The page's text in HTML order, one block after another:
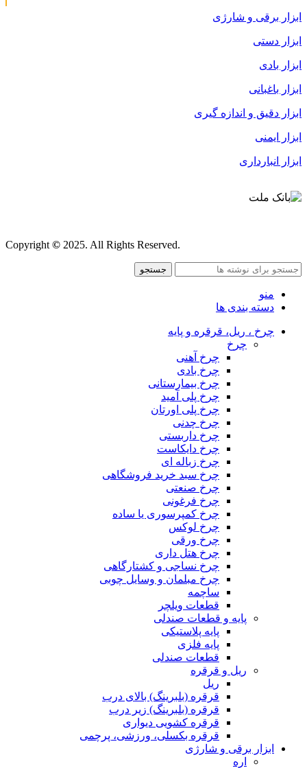
ابزار برقی و شارژی
ابزار دستی
ابزار بادی
ابزار باغبانی
ابزار دقیق و اندازه گیری
ابزار ایمنی
ابزار انبارداری
Copyright © 2025. All Rights Reserved.
جستجو
منو
دسته بندی ها
چرخ ، ریل، قرقره و پایه
چرخ
چرخ آهنی
چرخ بادی
چرخ بیمارستانی
چرخ پلی آمید
چرخ پلی اورتان
چرخ چدنی
چرخ داربستی
چرخ دایکاست
چرخ زباله ای
چرخ سبد خرید فروشگاهی
چرخ صنعتی
چرخ فرغونی
چرخ کمپرسوری یا ساده
چرخ لوکس
چرخ ورقی
چرخ هتل داری
چرخ نساجی و کشتارگاهی
چرخ مبلمان و وسایل چوبی
ساچمه
قطعات ویلچر
پایه و قطعات صندلی
پایه پلاستیکی
پایه فلزی
قطعات صندلی
ریل و قرقره
ریل
قرقره (بلبرینگ) بالای درب
قرقره (بلبرینگ) زیر درب
قرقره کشویی دیواری
قرقره بکسلی، ورزشی، پرچمی
ابزار برقی و شارژی
اره